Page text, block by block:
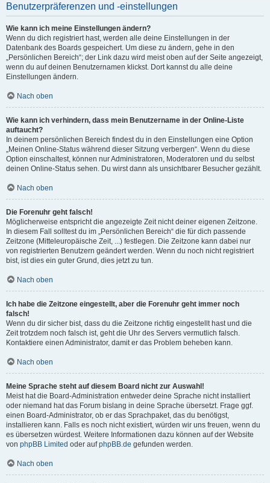
Benutzerpräferenzen und -einstellungen
Wie kann ich meine Einstellungen ändern?
Wenn du dich registriert hast, werden alle deine Einstellungen in der
Datenbank des Boards gespeichert. Um diese zu ändern, gehe in den
„Persönlichen Bereich“; der Link dazu wird meist oben auf der Seite angezeigt,
wenn du auf deinen Benutzernamen klickst. Dort kannst du alle deine
Einstellungen ändern.
Nach oben
Wie kann ich verhindern, dass mein Benutzername in der Online-Liste
auftaucht?
In deinem persönlichen Bereich findest du in den Einstellungen eine Option
„Meinen Online-Status während dieser Sitzung verbergen“. Wenn du diese
Option einschaltest, können nur Administratoren, Moderatoren und du selbst
deinen Online-Status sehen. Du wirst dann als unsichtbarer Besucher gezählt.
Nach oben
Die Forenuhr geht falsch!
Möglicherweise entspricht die angezeigte Zeit nicht deiner eigenen Zeitzone.
In diesem Fall solltest du im „Persönlichen Bereich“ die für dich passende
Zeitzone (Mitteleuropäische Zeit, ...) festlegen. Die Zeitzone kann dabei nur
von registrierten Benutzern geändert werden. Wenn du noch nicht registriert
bist, ist dies ein guter Grund, dies jetzt zu tun.
Nach oben
Ich habe die Zeitzone eingestellt, aber die Forenuhr geht immer noch
falsch!
Wenn du dir sicher bist, dass du die Zeitzone richtig eingestellt hast und die
Zeit trotzdem noch falsch ist, geht die Uhr des Servers vermutlich falsch.
Kontaktiere einen Administrator, damit er das Problem beheben kann.
Nach oben
Meine Sprache steht auf diesem Board nicht zur Auswahl!
Meist hat die Board-Administration entweder deine Sprache nicht installiert
oder niemand hat das Forum bislang in deine Sprache übersetzt. Frage ggf.
einen Board-Administrator, ob er das Sprachpaket, das du benötigst,
installieren kann. Falls es noch nicht existiert, würden wir uns freuen, wenn du
es übersetzen würdest. Weitere Informationen dazu können auf der Website
von phpBB Limited oder aufphpBB.de gefunden werden.
Nach oben